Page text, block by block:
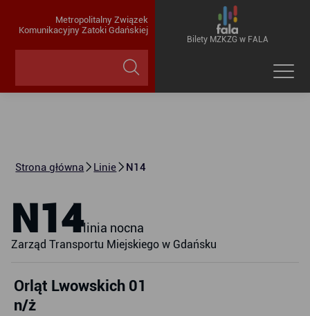
Metropolitalny Związek
Komunikacyjny Zatoki Gdańskiej
Bilety MZKZG w FALA
Strona główna Linie N14
N14linia nocna
Zarząd Transportu Miejskiego w Gdańsku
Orląt Lwowskich 01
n/ż